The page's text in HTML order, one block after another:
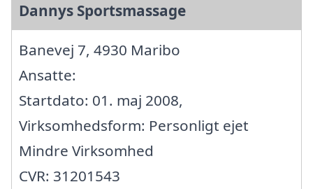
Dannys Sportsmassage
Banevej 7, 4930 Maribo
Ansatte:
Startdato: 01. maj 2008,
Virksomhedsform: Personligt ejet
Mindre Virksomhed
CVR: 31201543